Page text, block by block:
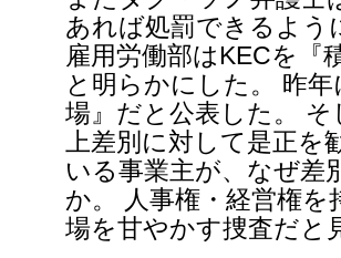
あれば処罰できるよ
雇用労働部はKECを『
と明らかにした。 昨
場』だと公表した。
上差別に対して是正
いる事業主が、なぜ差
か。 人事権・経営権
場を甘やかす捜査だと